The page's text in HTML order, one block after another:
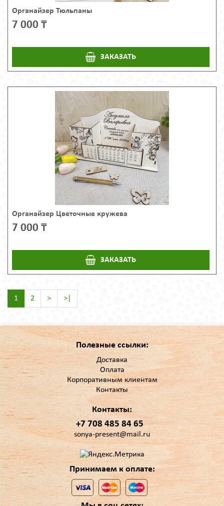
Органайзер Тюльпаны
7 000 ₸
ЗАКАЗАТЬ
Органайзер Цветочные кружева
7 000 ₸
ЗАКАЗАТЬ
1 2 > >|
Полезные ссылки:
Доставка
Оплата
Корпоративным клиентам
Контакты
Контакты:
+7 708 485 84 65
sonya-present@mail.ru
Принимаем к оплате: